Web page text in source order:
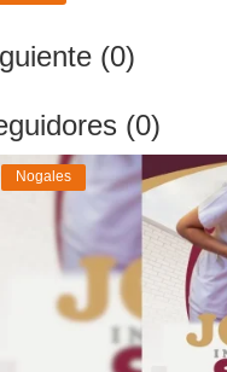
(0)
(0)
Nogales